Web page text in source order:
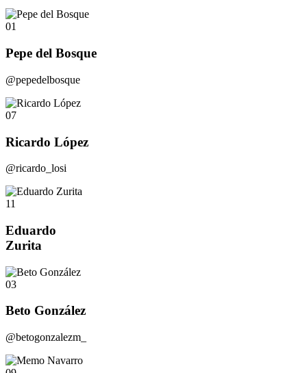
01
Pepe del Bosque
@pepedelbosque
07
Ricardo López
@ricardo_losi
11
Eduardo
Zurita
03
Beto González
@betogonzalezm_